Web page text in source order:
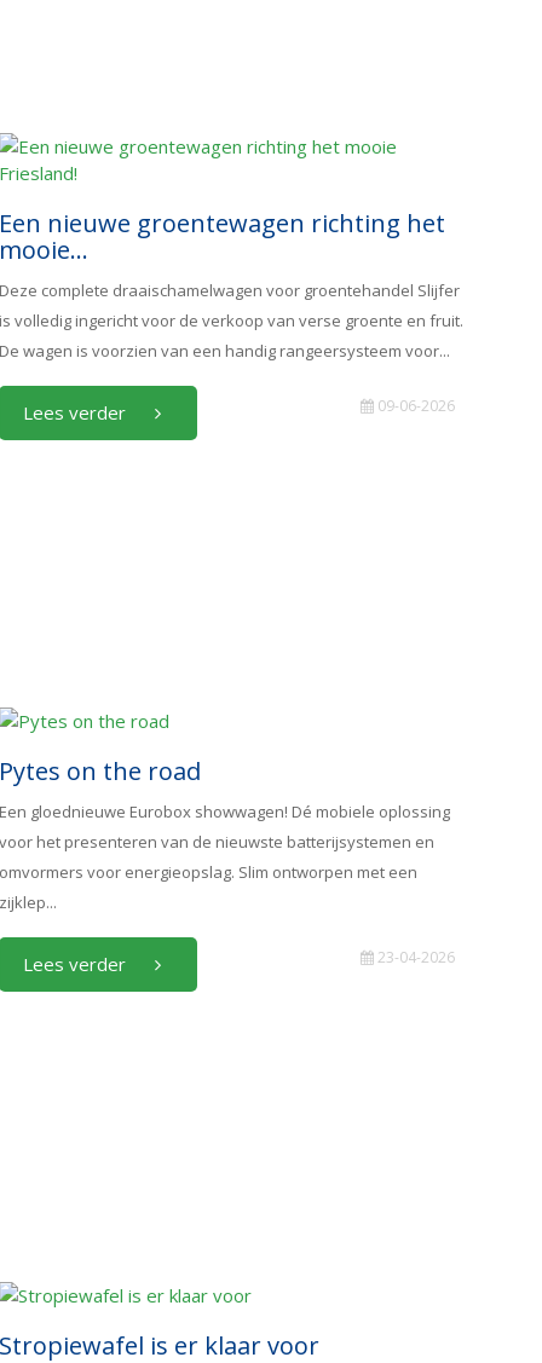
Een nieuwe groentewagen richting het
mooie...
Deze complete draaischamelwagen voor groentehandel Slijfer
is volledig ingericht voor de verkoop van verse groente en fruit.
De wagen is voorzien van een handig rangeersysteem voor...
Lees verder 09-06-2026
Pytes on the road
Een gloednieuwe Eurobox showwagen! Dé mobiele oplossing
voor het presenteren van de nieuwste batterijsystemen en
omvormers voor energieopslag. Slim ontworpen met een
zijklep...
Lees verder 23-04-2026
Stropiewafel is er klaar voor